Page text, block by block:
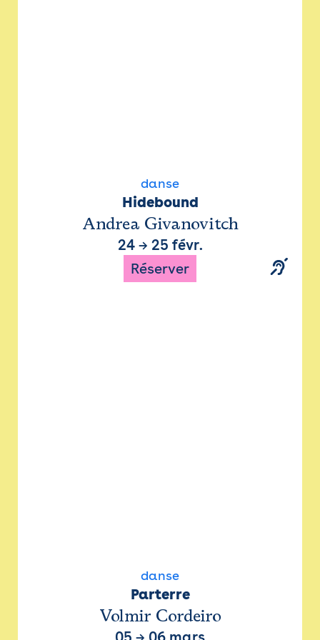
danse
Hidebound
Andrea Givanovitch
24→ 25 févr.
Réserver
danse
Parterre
Volmir Cordeiro